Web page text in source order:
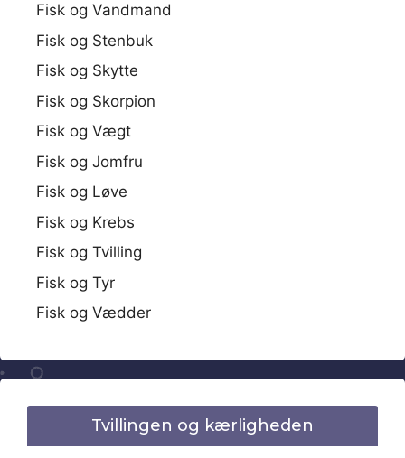
Fisk og Vandmand
Fisk og Stenbuk
Fisk og Skytte
Fisk og Skorpion
Fisk og Vægt
Fisk og Jomfru
Fisk og Løve
Fisk og Krebs
Fisk og Tvilling
Fisk og Tyr
Fisk og Vædder
Tvillingen og kærligheden